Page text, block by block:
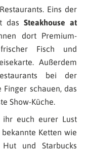
Eins der
das Steakhouse at
dort Premium-
Fisch und
Außerdem
bei der
schauen, das
Show-Küche.
ihr euch eurer Lust
Ketten wie
und Starbucks